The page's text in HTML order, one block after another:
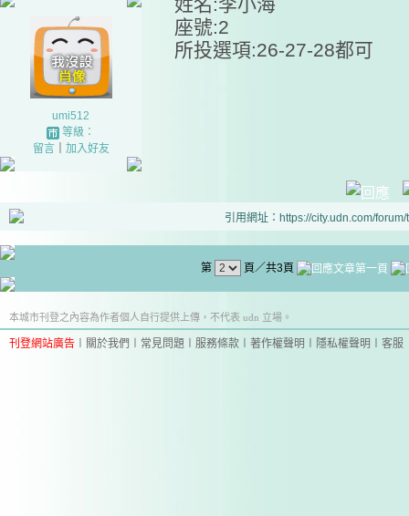
umi512
等級：
留言｜ 加入好友
座號:2
所投選項:26-27-28都可
引用網址：https://city.udn.com/
第 頁／共3頁
本城市刊登之內容為作者個人自行提供上傳，不代表 udn 立場。
刊登網站廣告 關於我們 常見問題 服務條款 著作權聲明 隱私權聲明 客服